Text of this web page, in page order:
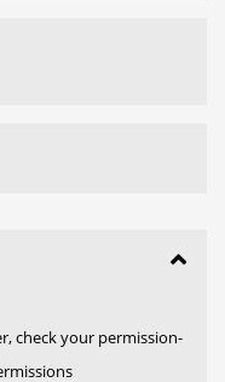
check your permission-